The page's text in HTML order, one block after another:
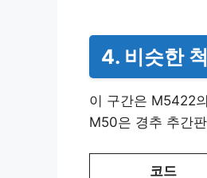
4. 비슷한
이 구간은 M5422
M50은 경추 추간
코드